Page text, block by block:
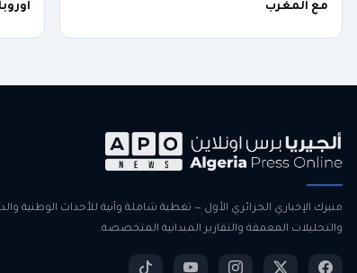
مع المغرب
منبرك الإخباري الجزائري الأول — تغطية شاملة وآنية للأحداث الوطنية
والتحليلات المعمقة والتقارير الميدانية المتخصصة.